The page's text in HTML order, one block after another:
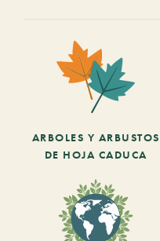
ARBOLES Y ARBUSTOS
DE HOJA CADUCA